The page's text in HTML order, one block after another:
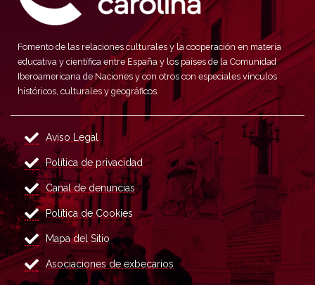
Fomento de las relaciones culturales y la cooperación en materia
educativa y científica entre España y los países de la Comunidad
Iberoamericana de Naciones y con otros con especiales vínculos
históricos, culturales y geográficos.
Aviso Legal
Política de privacidad
Canal de denuncias
Política de Cookies
Mapa del Sitio
Asociaciones de exbecarios